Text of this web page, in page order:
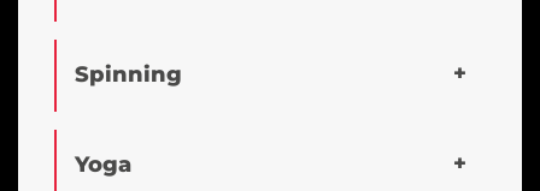
Spinning
Yoga